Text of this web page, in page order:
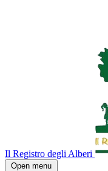
Il Registro degli Alberi
Open menu